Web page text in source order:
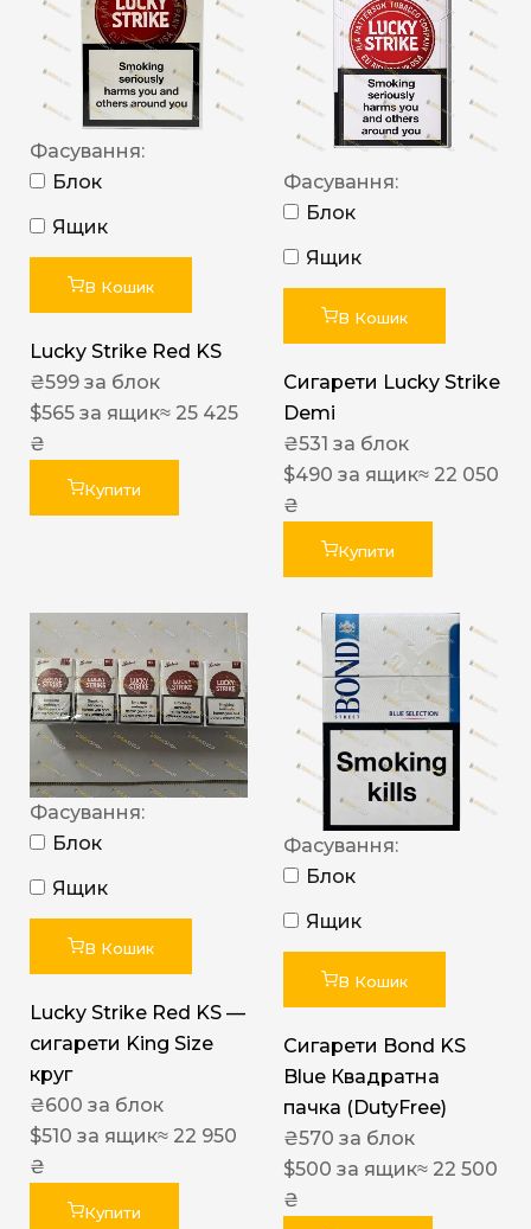
Фасування:
Блок
Ящик
В Кошик
Lucky Strike Red KS
₴599 за блок
$565 за ящик≈ 25 425
₴
Купити
Фасування:
Блок
Ящик
В Кошик
Сигарети Lucky Strike
Demi
₴531 за блок
$490 за ящик≈ 22 050
₴
Купити
Фасування:
Блок
Ящик
В Кошик
Lucky Strike Red KS —
сигарети King Size
круг
₴600 за блок
$510 за ящик≈ 22 950
₴
Купити
Фасування:
Блок
Ящик
В Кошик
Сигарети Bond KS
Blue Квадратна
пачка (DutyFree)
₴570 за блок
$500 за ящик≈ 22 500
₴